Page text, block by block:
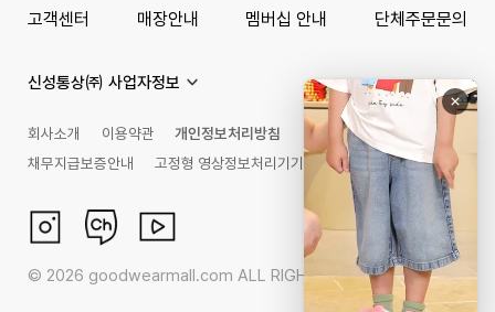
고객센터 매장안내 멤버십 안내 단체주문문의
신성통상㈜ 사업자정보
회사소개 이용약관
개인정보처리방침
채무지급보증안내
고정형 영상정보처리기기 운영관리 방침
© 2026 goodwearmall.com ALL RIGHTS RESERVED